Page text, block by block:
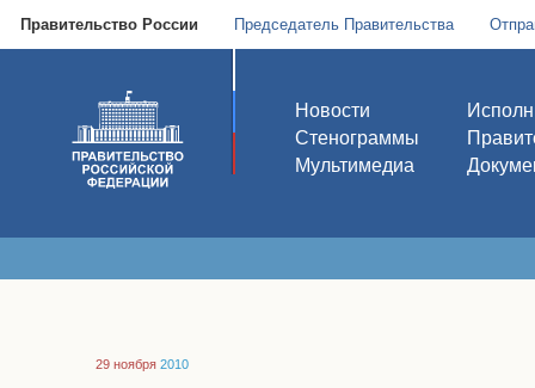
Правительство России Председатель Правительства
Новости
Стенограммы
Мультимедиа
29 ноября 2010